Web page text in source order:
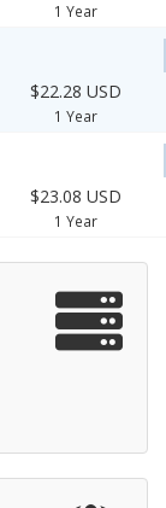
1 Year
$22.28 USD
1 Year
$23.08 USD
1 Year